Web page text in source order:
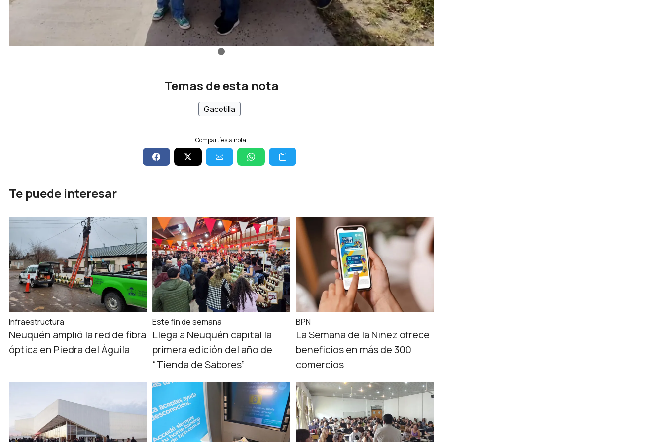
Temas de esta nota
Gacetilla
Compartí esta nota:
Te puede interesar
Infraestructura
Neuquén amplió la red de fibra
óptica en Piedra del Águila
Este fin de semana
Llega a Neuquén capital la
primera edición del año de
“Tienda de Sabores”
BPN
La Semana de la Niñez ofrece
beneficios en más de 300
comercios